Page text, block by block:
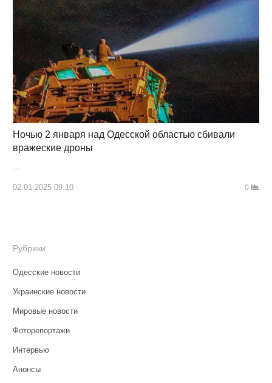
Ночью 2 января над Одесской областью сбивали
вражеские дроны
02.01.2025 09:10 0
Рубрики
Одесские новости
Украинские новости
Мировые новости
Фоторепортажи
Интервью
Анонсы